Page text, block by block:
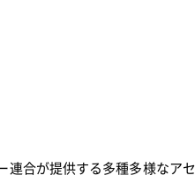
合が提供する多種多様なア